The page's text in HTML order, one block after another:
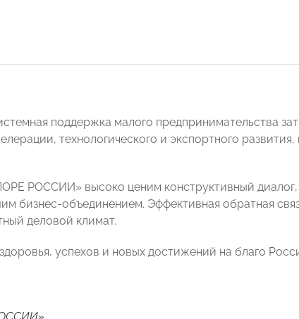
поддержка малого предпринимательства
технологического и экспортного
РОССИИ» высоко ценим конструктивный
бизнес-объединением. Эффективная обратная
деловой климат.
успехов и новых достижений на благо